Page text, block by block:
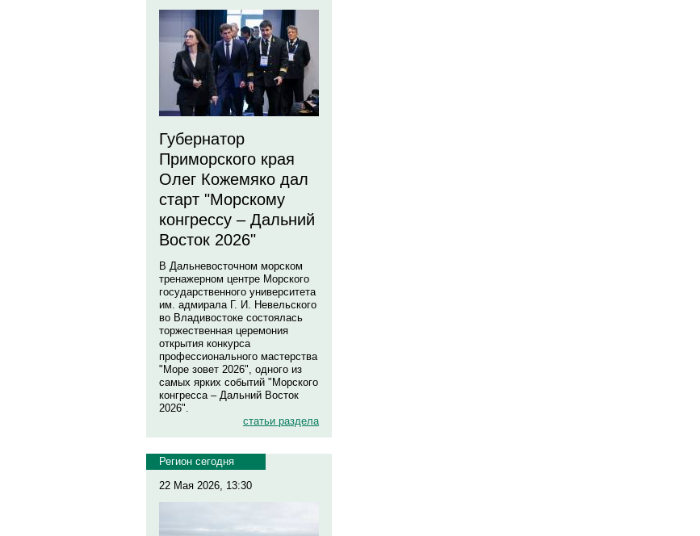
Губернатор
Приморского края
Олег Кожемяко дал
старт "Морскому
конгрессу – Дальний
Восток 2026"
В Дальневосточном морском
тренажерном центре Морского
государственного университета
им. адмирала Г. И. Невельского
во Владивостоке состоялась
торжественная церемония
открытия конкурса
профессионального мастерства
"Море зовет 2026", одного из
самых ярких событий "Морского
конгресса – Дальний Восток
2026".
статьи раздела
Регион сегодня
22 Мая 2026, 13:30